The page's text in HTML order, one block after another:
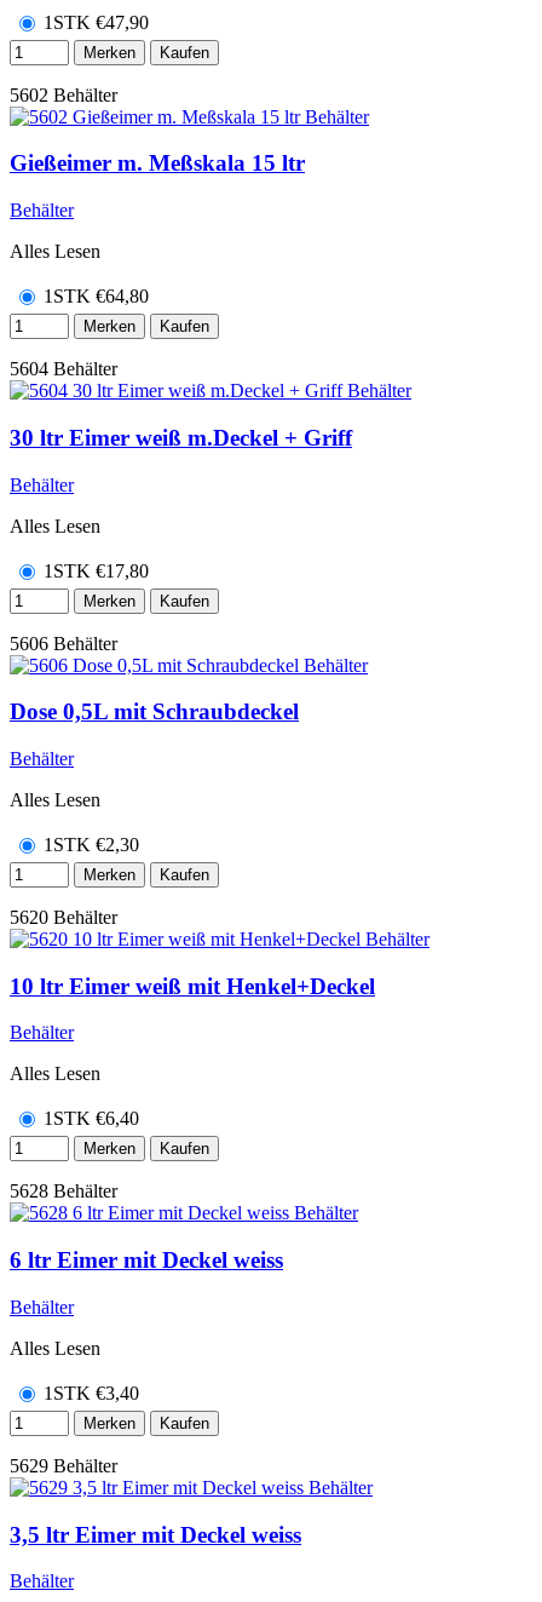
1STK €47,90
Merken Kaufen
5602 Behälter
Gießeimer m. Meßskala 15 ltr
Behälter
Alles Lesen
1STK €64,80
Merken Kaufen
5604 Behälter
30 ltr Eimer weiß m.Deckel + Griff
Behälter
Alles Lesen
1STK €17,80
Merken Kaufen
5606 Behälter
Dose 0,5L mit Schraubdeckel
Behälter
Alles Lesen
1STK €2,30
Merken Kaufen
5620 Behälter
10 ltr Eimer weiß mit Henkel+Deckel
Behälter
Alles Lesen
1STK €6,40
Merken Kaufen
5628 Behälter
6 ltr Eimer mit Deckel weiss
Behälter
Alles Lesen
1STK €3,40
Merken Kaufen
5629 Behälter
3,5 ltr Eimer mit Deckel weiss
Behälter